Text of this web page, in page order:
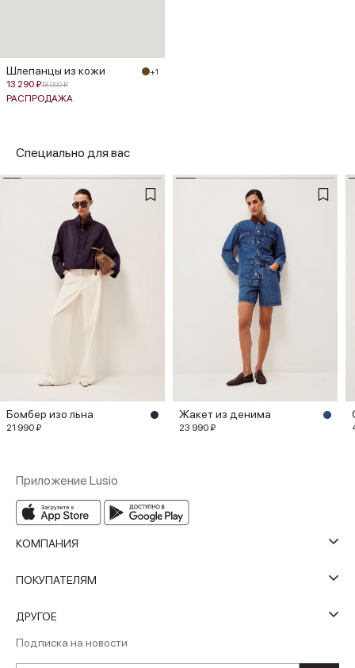
Шлепанцы из кожи +1
13 290 ₽18 990 ₽
РАСПРОДАЖА
Специально для вас
Бомбер изо льна
21 990 ₽
Жакет из денима
23 990 ₽
Приложение Lusio
КОМПАНИЯ
ПОКУПАТЕЛЯМ
ДРУГОЕ
Подписка на новости